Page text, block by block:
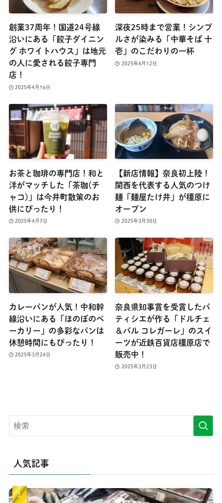
創業37周年！国道24号線
沿いにある「餃子ダイニン
グ ホワイトハウス」は地元
の人に愛される餃子専門
店！
2025年4月16日
深夜25時まで営業！シンプ
ルさが染みる「中華そば 十
壱」のこだわりの一杯
2025年4月12日
お茶と珈琲の専門店！和と
洋がマッチした「茶珈(チ
ャコ)」は今井町散策のお
供にぴったり！
2025年4月7日
【新店情報】奈良初上陸！
関西を代表する人気のつけ
麺「麺屋たけ井」が橿原に
オープン
2025年3月30日
カレーパンが人気！中和幹
線沿いにある「ほのぼのベ
ーカリー」の多彩なパンは
休憩時間にもぴったり！
2025年3月24日
奈良県知事賞を受賞したパ
ティシエが作る「ドルチェ
＆バル コレガーレ」のスイ
ーツが近鉄百貨店橿原店で
販売中！
2025年3月23日
人気記事